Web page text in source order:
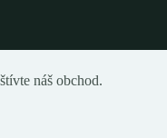
náš obchod.